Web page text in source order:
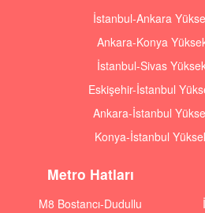
İstanbul-Ankara
Ankara-Konya
İstanbul-Sivas Yüksek
Eskişehir-İstanbul
Ankara-İstanbul
Konya-İstanbul
Metro Hatları
M8 Bostancı-Dudullu